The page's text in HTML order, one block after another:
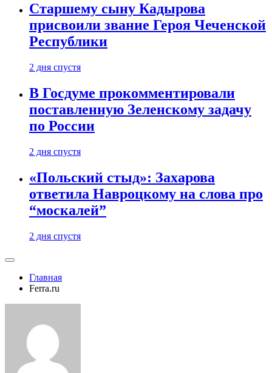
Старшему сыну Кадырова
присвоили звание Героя Чеченской
Республики
2 дня спустя
В Госдуме прокомментировали
поставленную Зеленскому задачу
по России
2 дня спустя
«Польский стыд»: Захарова
ответила Навроцкому на слова про
“москалей”
2 дня спустя
Главная
Ferra.ru